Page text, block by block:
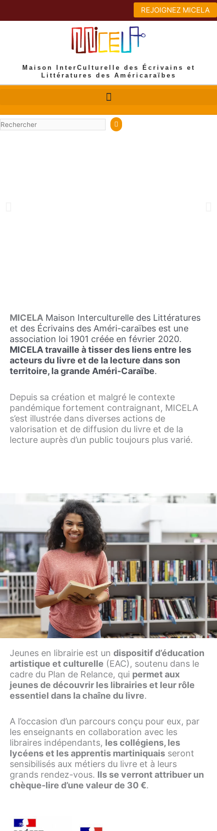
REJOIGNEZ MICELA
Maison InterCulturelle des Écrivains et
Littératures des Américaraïbes
Rechercher
Livre, Lecture, Littérature en
Américaraïbes
MICELA Maison Interculturelle des Littératures
et des Écrivains des Améri-caraïbes est une
association loi 1901 créée en février 2020.
MICELA travaille à tisser des liens entre les
acteurs du livre et de la lecture dans son
territoire, la grande Améri-Caraïbe.
Depuis sa création et malgré le contexte
pandémique fortement contraignant, MICELA
s’est illustrée dans diverses actions de
valorisation et de diffusion du livre et de la
lecture auprès d’un public toujours plus varié.
Jeunes en librairie est un dispositif d’éducation
artistique et culturelle (EAC), soutenu dans le
cadre du Plan de Relance, qui permet aux
jeunes de découvrir les librairies et leur rôle
essentiel dans la chaîne du livre.
A l’occasion d’un parcours conçu pour eux, par
les enseignants en collaboration avec les
libraires indépendants, les collégiens, les
lycéens et les apprentis martiniquais seront
sensibilisés aux métiers du livre et à leurs
grands rendez-vous. Ils se verront attribuer un
chèque-lire d’une valeur de 30 €.